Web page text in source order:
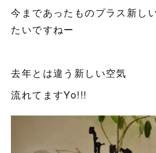
今まであったものプラス新し
たいですねー
去年とは違う新しい空気
流れてますYo!!!